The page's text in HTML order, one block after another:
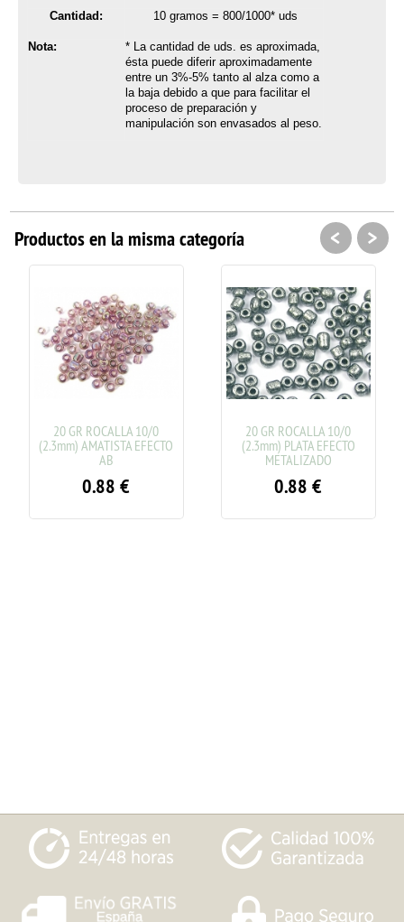
Cantidad: 10 gramos = 800/1000* uds
Nota:
* La cantidad de uds. es aproximada,
ésta puede diferir aproximadamente
entre un 3%-5% tanto al alza como a
la baja debido a que para facilitar el
proceso de preparación y
manipulación son envasados al peso.
Productos en la misma categoría
20 GR ROCALLA 10/0
(2.3mm) AMATISTA EFECTO
€
20 GR ROCALLA 10/0
(2.3mm) PLATA EFECTO
METALIZADO
€
< >